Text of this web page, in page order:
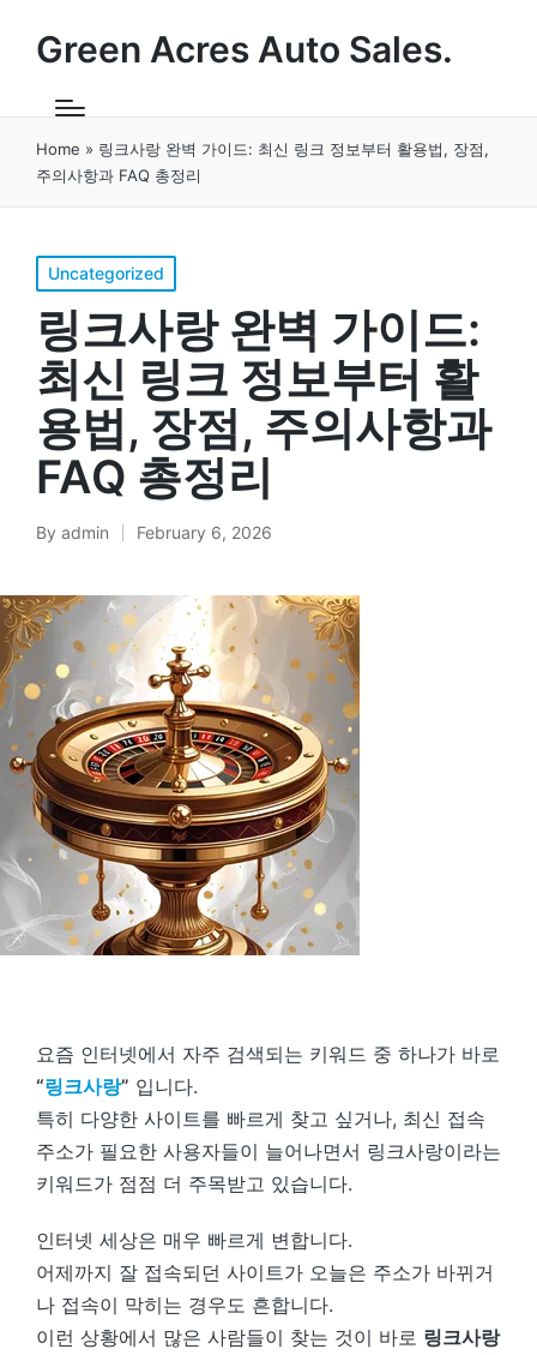
Green Acres Auto Sales.
Home » 링크사랑 완벽 가이드: 최신 링크 정보부터 활용법, 장점,
주의사항과 FAQ 총정리
Posted
in
Uncategorized
링크사랑 완벽 가이드:
최신 링크 정보부터 활
용법, 장점, 주의사항과
FAQ 총정리
Posted
By admin February 6, 2026
요즘 인터넷에서 자주 검색되는 키워드 중 하나가 바로
“링크사랑” 입니다.
특히 다양한 사이트를 빠르게 찾고 싶거나, 최신 접속
주소가 필요한 사용자들이 늘어나면서 링크사랑이라는
키워드가 점점 더 주목받고 있습니다.
인터넷 세상은 매우 빠르게 변합니다.
어제까지 잘 접속되던 사이트가 오늘은 주소가 바뀌거
나 접속이 막히는 경우도 흔합니다.
이런 상황에서 많은 사람들이 찾는 것이 바로 링크사랑